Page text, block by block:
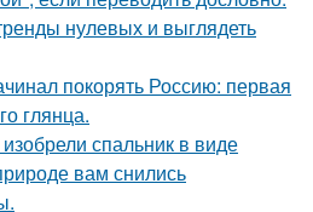
нулевых и выглядеть
покорять Россию: первая
глянца.
спальник в виде
вам снились